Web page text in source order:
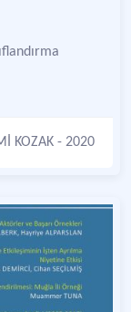
KOZAK - 2020